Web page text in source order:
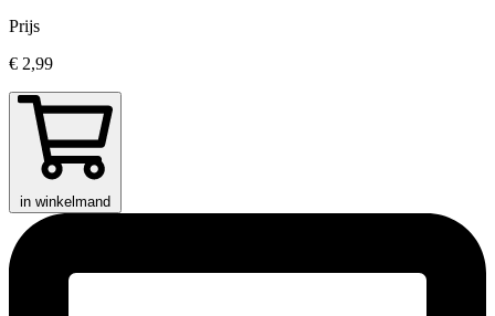
Prijs
€ 2,99
in winkelmand